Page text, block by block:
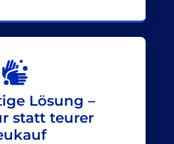
Lösung –
statt teurer